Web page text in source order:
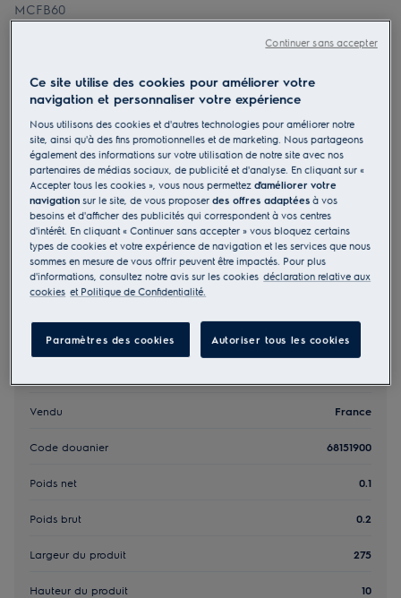
MCFB60
Filtre à charbon actif longue durée
OdourClean Plus pour installation
recyclage
0 (0)
Bénéfices
Filtre à charbon OdourClean Plus - filtration avancée.
Filtration avancée avec le filtre à charbon OdourClean Plus.
Le filtre à charbon OdourClean Plus a une durée de vie de 2 à 3
ans*.
Le filtre OdourClean Plus se nettoie facilement au lave-vaisselle.
Vendu France
Code douanier 68151900
Poids net 0.1
Poids brut 0.2
Largeur du produit 275
Hauteur du produit 10
Ce site utilise des cookies pour améliorer votre
navigation et personnaliser votre expérience
Nous utilisons des cookies et d'autres technologies pour améliorer notre
site, ainsi qu'à des fins promotionnelles et de marketing. Nous partageons
également des informations sur votre utilisation de notre site avec nos
partenaires de médias sociaux, de publicité et d'analyse. En cliquant sur «
Accepter tous les cookies », vous nous permettezd'améliorer votre
navigation sur le site, de vous proposerdes offres adaptées à vos
besoins et d'afficher des publicités qui correspondent à vos centres
d'intérêt. En cliquant « Continuer sans accepter » vous bloquez certains
types de cookies et votre expérience de navigation et les services que nous
sommes en mesure de vous offrir peuvent être impactés. Pour plus
d'informations, consultez notre avis sur les cookies déclaration relative aux
cookies et Politique de Confidentialité.
Paramètres des cookies Autoriser tous les cookies
Continuer sans accepter